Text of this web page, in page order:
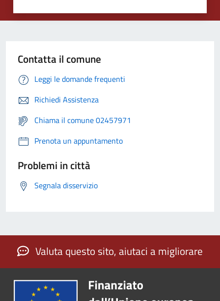
Contatta il comune
Leggi le domande frequenti
Richiedi Assistenza
Chiama il comune 02457971
Prenota un appuntamento
Problemi in città
Segnala disservizio
Valuta questo sito, aiutaci a migliorare